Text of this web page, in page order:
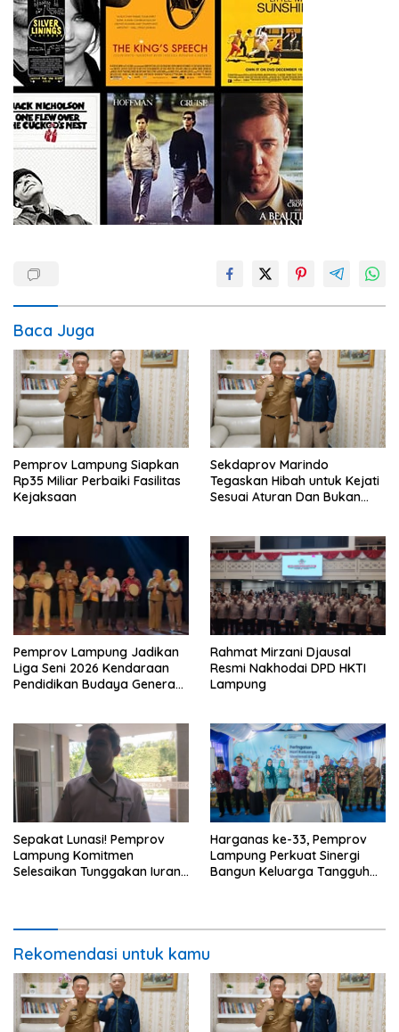
Baca Juga
Pemprov Lampung Siapkan
Rp35 Miliar Perbaiki Fasilitas
Kejaksaan
Sekdaprov Marindo
Tegaskan Hibah untuk Kejati
Sesuai Aturan Dan Bukan
Pemprov Lampung Jadikan
Liga Seni 2026 Kendaraan
Pendidikan Budaya Generasi
Rahmat Mirzani Djausal
Resmi Nakhodai DPD HKTI
Lampung
Sepakat Lunasi! Pemprov
Lampung Komitmen
Selesaikan Tunggakan Iuran
Harganas ke-33, Pemprov
Lampung Perkuat Sinergi
Bangun Keluarga Tangguh
Rekomendasi untuk kamu